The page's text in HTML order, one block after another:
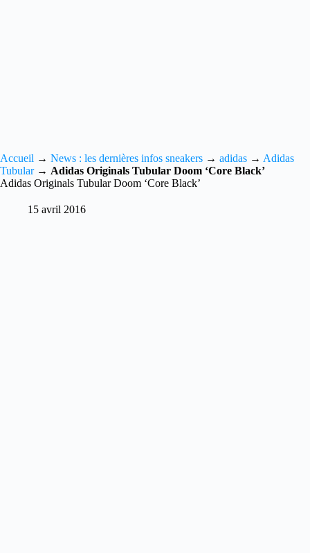
Accueil → News : les dernières infos sneakers → adidas → Adidas
Tubular→ Adidas Originals Tubular Doom ‘Core Black’
Adidas Originals Tubular Doom ‘Core Black’
15 avril 2016